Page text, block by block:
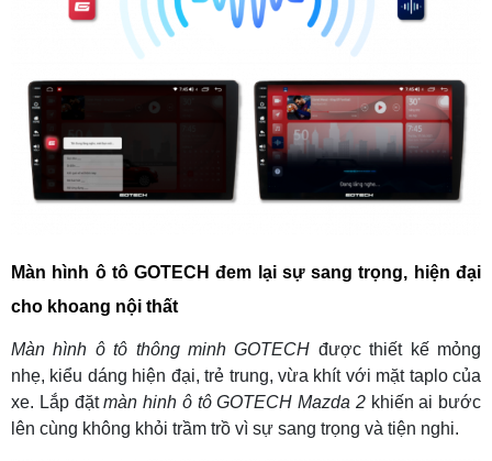
Màn hình ô tô GOTECH đem lại sự sang trọng, hiện đại
cho khoang nội thất
Màn hình ô tô thông minh GOTECH được thiết kế mỏng
nhẹ, kiểu dáng hiện đại, trẻ trung, vừa khít với mặt taplo của
xe. Lắp đặtmàn hinh ô tô GOTECH Mazda 2khiến ai bước
lên cùng không khỏi trầm trồ vì sự sang trọng và tiện nghi.